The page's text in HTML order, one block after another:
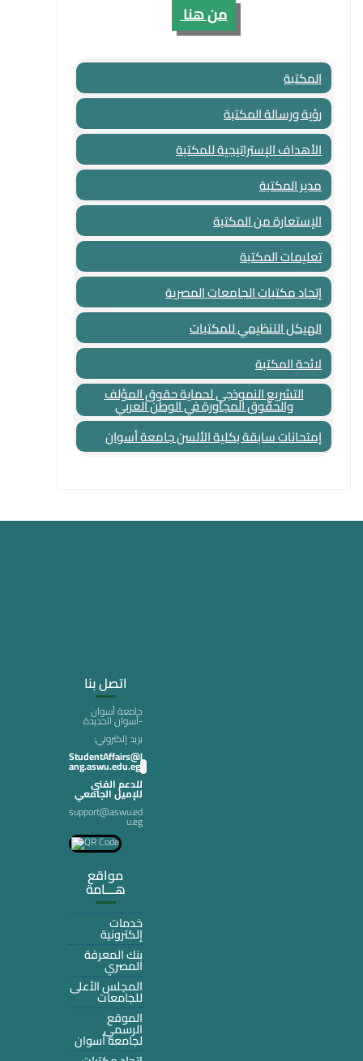
من هنا
المكتبة
رؤية ورسالة المكتبة
الأهداف الإستراتيجية للمكتبة
مدير المكتبة
الإستعارة من المكتبة
تعليمات المكتبة
إتحاد مكتبات الجامعات المصرية
الهيكل التنظيمي للمكتبات
لائحة المكتبة
التشريع النموذجي لحماية حقوق المؤلف
والحقوق المجاورة في الوطن العربي
إمتحانات سابقة بكلية الألسن جامعة أسوان
اتصل بنا
جامعة أسوان
-أسوان الجديدة
:بريد إلكتروني
StudentAffairs@l
ang.aswu.edu.eg
للدعم الفني
للإميل الجامعي
support@aswu.ed
u.eg
مواقع
هـــامة
خدمات
إلكترونية
بنك المعرفة
المصري
المجلس الأعلى
للجامعات
الموقع
الرسمي
لجامعة أسوان